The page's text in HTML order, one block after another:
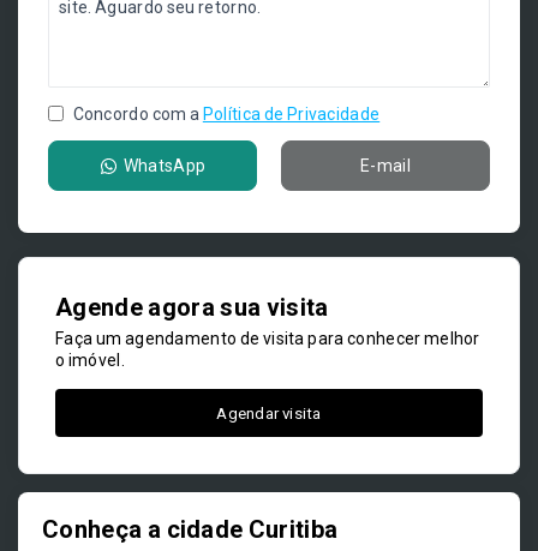
Concordo com a Política de Privacidade
WhatsApp E-mail
Agende agora sua visita
Faça um agendamento de visita para conhecer melhor
o imóvel.
Agendar visita
Conheça a cidade Curitiba